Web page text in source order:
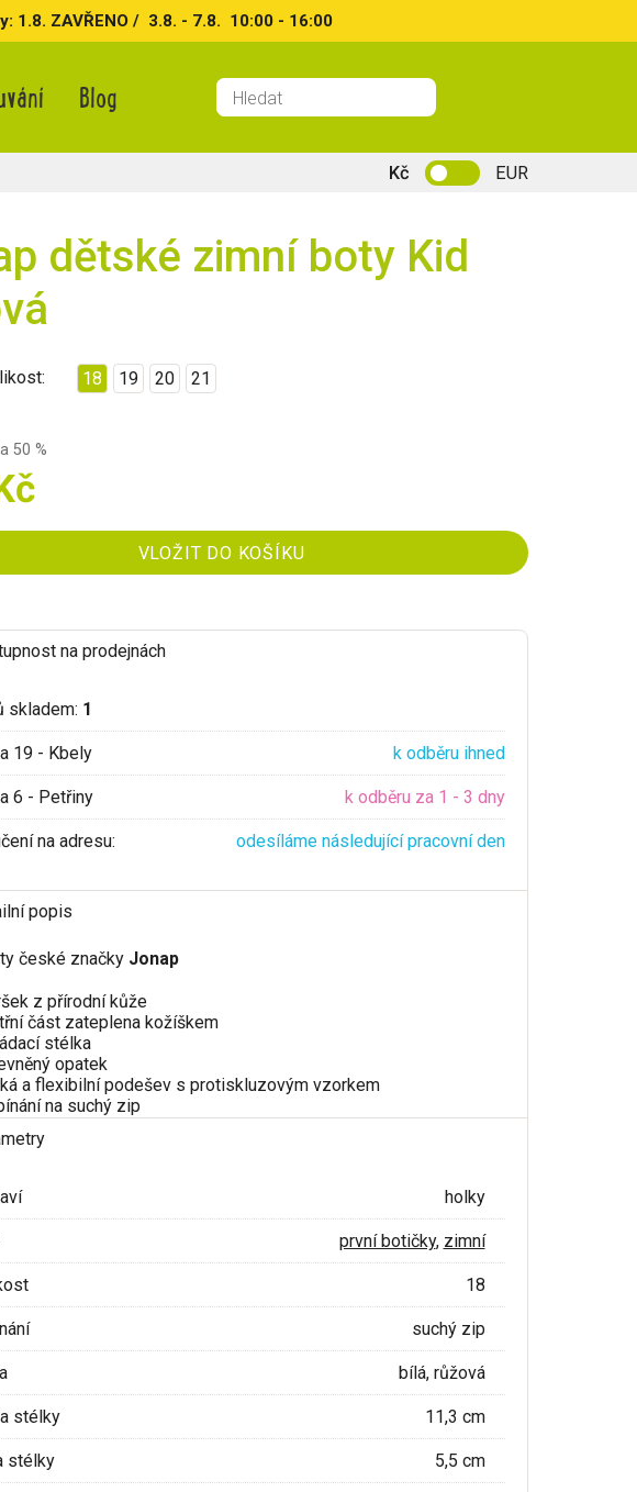
ZAVŘENO / 3.8. - 7.8. 10:00 - 16:00
Blog
Kč EUR
dětské zimní boty Kid
18 19 20 21
50 %
na prodejnách
skladem: 1
19 - Kbely k odběru ihned
6 - Petřiny k odběru za 1 - 3 dny
na adresu: odesíláme následující pracovní den
popis
české značky Jonap
z přírodní kůže
část zateplena kožíškem
stélka
opatek
a flexibilní podešev s protiskluzovým vzorkem
na suchý zip
holky
první botičky, zimní
18
suchý zip
bílá, růžová
stélky 11,3 cm
stélky 5,5 cm